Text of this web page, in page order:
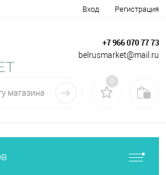
Вход Регистрация
+7 966 070 77 73
belrusmarket@mail.ru
0